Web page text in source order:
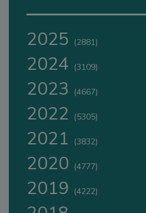
2025 (2881)
2024 (3109)
2023 (4667)
2022 (5305)
2021 (3832)
2020 (4777)
2019 (4222)